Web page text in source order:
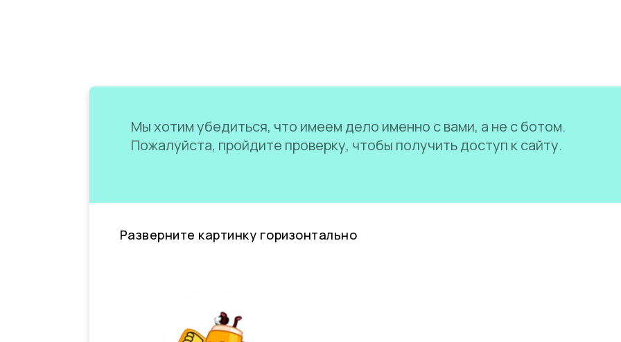
Мы хотим убедиться, что имеем дело именно с вами, а не с ботом.
Пожалуйста, пройдите проверку, чтобы получить доступ к сайту.
Разверните картинку горизонтально